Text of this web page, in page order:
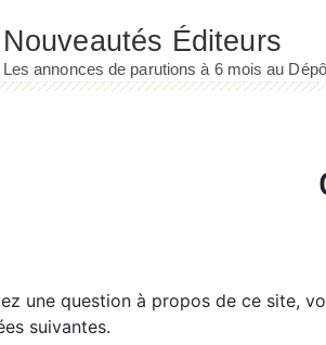
une question à propos de ce site,
suivantes.